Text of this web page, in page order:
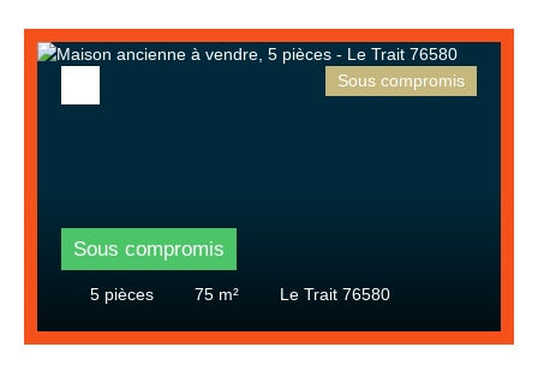
Sous compromis
5 pièces 75 m² Le Trait 76580
Sous compromis